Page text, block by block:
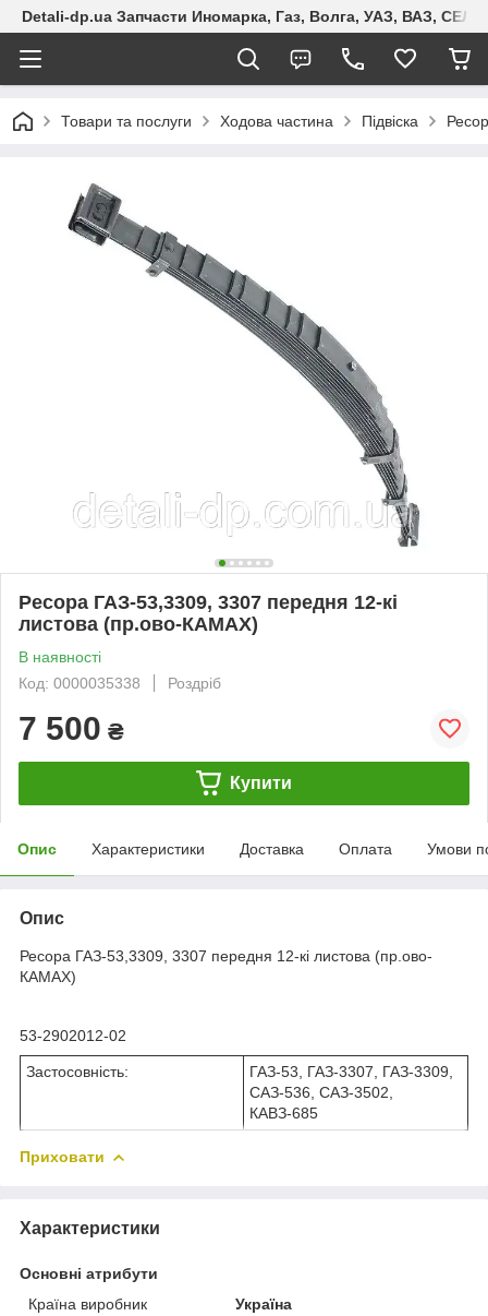
Detali-dp.ua Запчасти Иномарка, Газ, Волга, УАЗ, ВАЗ,
Товари та послуги Ходова частина Підвіска
Ресора ГАЗ-53,3309, 3307 передня 12-кі
листова (пр.ово-КАМАХ)
В наявності
Код: 0000035338
Роздріб
7 500 ₴
Купити
Опис Характеристики Доставка Оплата Умови
Опис
Ресора ГАЗ-53,3309, 3307 передня 12-кі листова (пр.ово-
КАМАХ)
53-2902012-02
Застосовність:
ГАЗ-53, ГАЗ-3307, ГАЗ-3309,
САЗ-536, САЗ-3502,
КАВЗ-685
Приховати
Характеристики
Основні атрибути
Країна виробник
Україна